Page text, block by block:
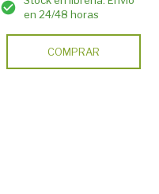
en 24/48 horas
COMPRAR